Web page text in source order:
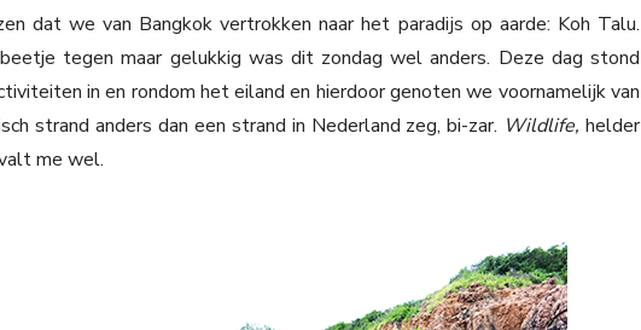
dat we van Bangkok vertrokken naar het paradijs op aarde: Koh Talu.
tegen maar gelukkig was dit zondag wel anders. Deze dag stond
in en rondom het eiland en hierdoor genoten we voornamelijk van
strand anders dan een strand in Nederland zeg, bi-zar. Wildlife, helder
me wel.